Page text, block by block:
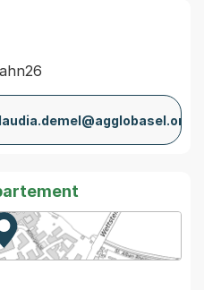
Zur Karte von MapBS.
Externer Link, wird in einem